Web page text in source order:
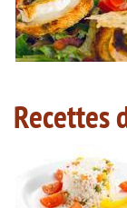
Recettes